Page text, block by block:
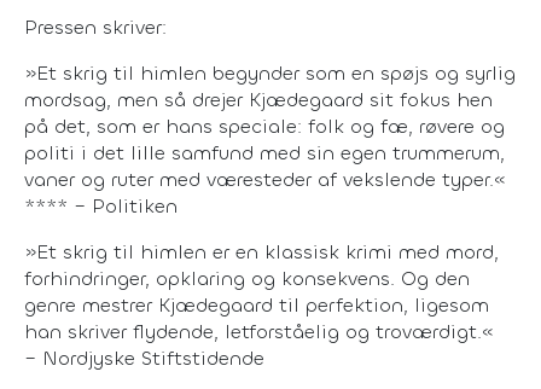
Pressen skriver:
»Et skrig til himlen begynder som en spøjs og syrlig
mordsag, men så drejer Kjædegaard sit fokus hen
på det, som er hans speciale: folk og fæ, røvere og
politi i det lille samfund med sin egen trummerum,
vaner og ruter med væresteder af vekslende typer.«
**** – Politiken
»Et skrig til himlen er en klassisk krimi med mord,
forhindringer, opklaring og konsekvens. Og den
genre mestrer Kjædegaard til perfektion, ligesom
han skriver flydende, letforståelig og troværdigt.«
– Nordjyske Stiftstidende